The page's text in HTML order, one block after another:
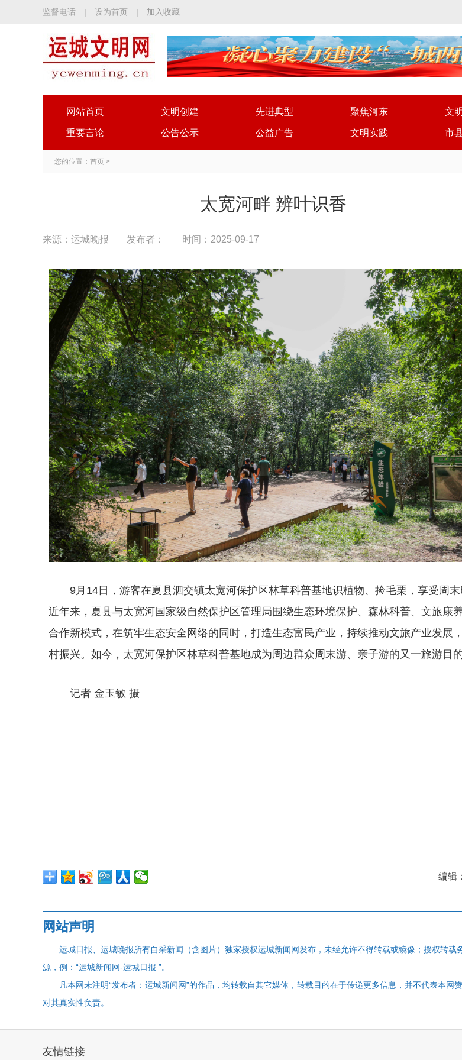
监督电话 | 设为首页 | 加入收藏
网站首页
重要言论
文明创建
公告公示
先进典型
公益广告
聚焦河东
文明实践
文
市
您的位置： 首页 >
太宽河畔 辨叶识香
来源：运城晚报 发布者： 时间：2025-09-17
9月14日，游客在夏县泗交镇太宽河保护区林草科普基地识植物、捡毛栗，享受周末
近年来，夏县与太宽河国家级自然保护区管理局围绕生态环境保护、森林科普、文旅康
合作新模式，在筑牢生态安全网络的同时，打造生态富民产业，持续推动文旅产业发展
村振兴。如今，太宽河保护区林草科普基地成为周边群众周末游、亲子游的又一旅游目的
记者 金玉敏 摄
编辑
网站声明
运城日报、运城晚报所有自采新闻（含图片）独家授权运城新闻网发布，未经允许不得转载或镜像；授权转载
源，例：“运城新闻网-运城日报 ”。
凡本网未注明“发布者：运城新闻网”的作品，均转载自其它媒体，转载目的在于传递更多信息，并不代表本网
对其真实性负责。
友情链接